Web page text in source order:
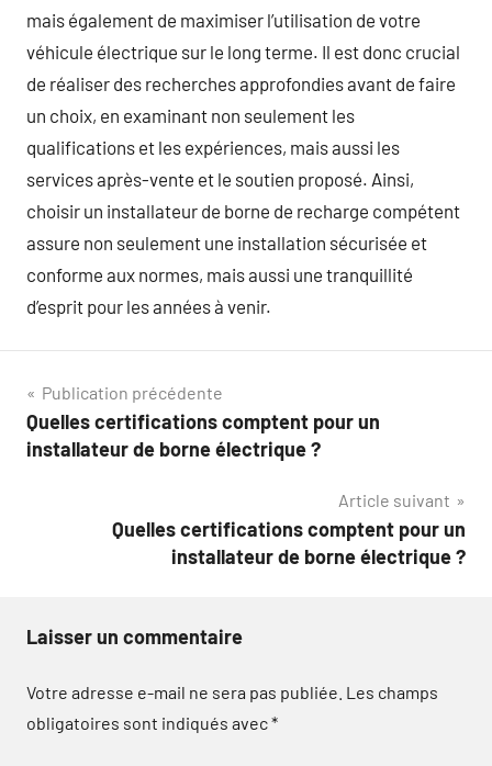
mais également de maximiser l’utilisation de votre
véhicule électrique sur le long terme. Il est donc crucial
de réaliser des recherches approfondies avant de faire
un choix, en examinant non seulement les
qualifications et les expériences, mais aussi les
services après-vente et le soutien proposé. Ainsi,
choisir un installateur de borne de recharge compétent
assure non seulement une installation sécurisée et
conforme aux normes, mais aussi une tranquillité
d’esprit pour les années à venir.
Navigation
de
Publication précédente
Quelles certifications comptent pour un
installateur de borne électrique ?
Article suivant
Quelles certifications comptent pour un
installateur de borne électrique ?
Laisser un commentaire
Votre adresse e-mail ne sera pas publiée. Les champs
obligatoires sont indiqués avec*